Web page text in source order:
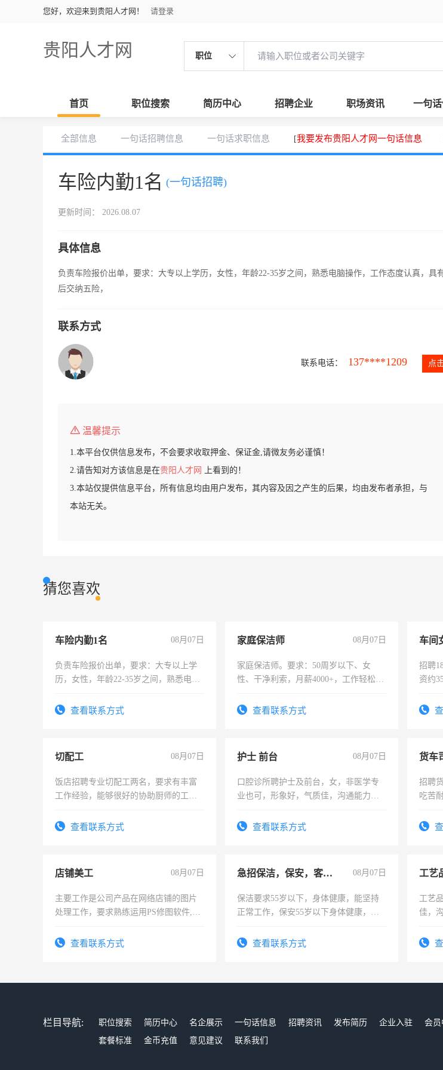
您好，欢迎来到贵阳人才网！ 请登录
贵阳人才网 职位
首页 职位搜索 简历中心 招聘企业 职场资讯 一句
全部信息 一句话招聘信息 一句话求职信息 [我要发布贵阳人才网一句话信息
车险内勤1名 (一句话招聘)
更新时间： 2026.08.07
具体信息
负责车险报价出单，要求：大专以上学历，女性，年龄22-35岁之间，熟悉电脑操作，工作态度认真，具
后交纳五险，
联系方式
联系电话： 137****1209 点
温馨提示
1.本平台仅供信息发布，不会要求收取押金、保证金,请微友务必谨慎！
2.请告知对方该信息是在贵阳人才网
上看到的！
3.本站仅提供信息平台，所有信息均由用户发布，其内容及因之产生的后果，均由发布者承担，与
本站无关。
猜您喜欢
车险内勤1名 08月07日
负责车险报价出单，要求：大专以上学
历，女性，年龄22-35岁之间，熟悉电脑
试用期1-3个月，转正后交纳五险，
查看联系方式
家庭保洁师 08月07日
家庭保洁师。要求：50周岁以下、女
性、干净利索，月薪4000+，工作轻松，
太太等。查看联系方式
车间
招聘
资约
切配工 08月07日
饭店招聘专业切配工两名，要求有丰富
工作经验，能够很好的协助厨师的工
4500。查看联系方式
护士 前台 08月07日
口腔诊所聘护士及前台，女，非医学专
业也可，形象好，气质佳，沟通能力
查看联系方式
货车
招聘
吃苦
店铺美工 08月07日
主要工作是公司产品在网络店铺的图片
处理工作，要求熟练运用PS修图软件,工
查看联系方式
急招保洁，保安，客服，工程 08月07日
保洁要求55岁以下，身体健康，能坚持
正常工作，保安55岁以下身体健康，有
录，客服要求45岁以下高中以上文化，
查看联系方式
工艺
工艺
佳，
栏目导航: 职位搜索 简历中心 名企展示 一句话信息 招聘资讯 发布简历 企业入驻 会员
套餐标准
金币充值 意见建议 联系我们